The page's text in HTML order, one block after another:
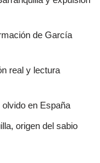
de García
real y lectura
en España
origen del sabio